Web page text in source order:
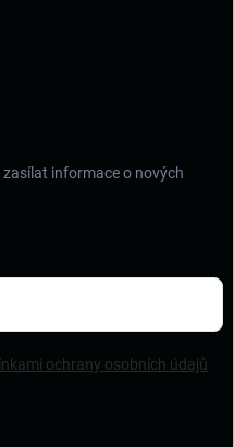
informace o nových
ochrany osobních údajů